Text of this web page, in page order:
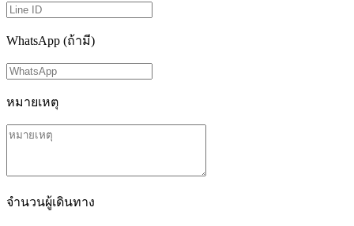
WhatsApp (ถ้ามี)
หมายเหตุ
จำนวนผู้เดินทาง